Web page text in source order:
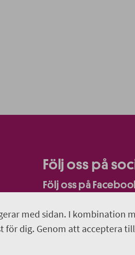
med sidan. I kombination
för dig. Genom att acceptera
Följ oss på
Följ oss på
Följ oss på Instagram